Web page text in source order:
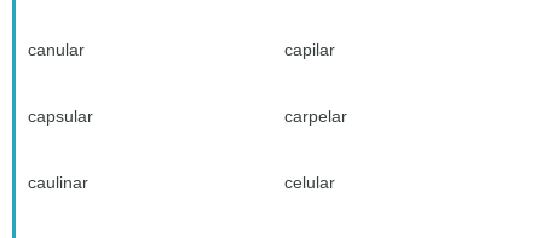
canular capilar
capsular carpelar
caulinar celular